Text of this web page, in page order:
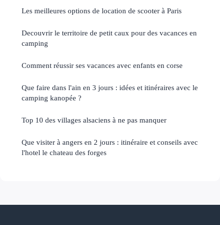
Les meilleures options de location de scooter à Paris
Decouvrir le territoire de petit caux pour des vacances en
camping
Comment réussir ses vacances avec enfants en corse
Que faire dans l'ain en 3 jours : idées et itinéraires avec le
camping kanopée ?
Top 10 des villages alsaciens à ne pas manquer
Que visiter à angers en 2 jours : itinéraire et conseils avec
l'hotel le chateau des forges